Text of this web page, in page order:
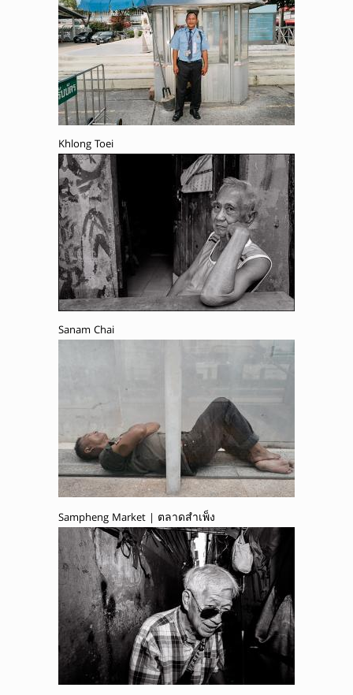
Khlong Toei
Sanam Chai
Sampheng Market | ตลาดสำเพ็ง